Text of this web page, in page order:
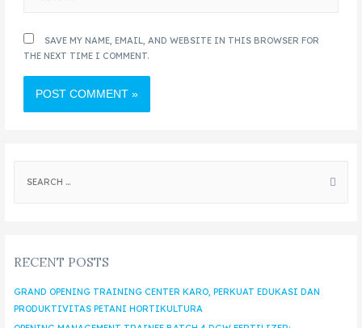
SAVE MY NAME, EMAIL, AND WEBSITE IN THIS BROWSER FOR
THE NEXT TIME I COMMENT.
RECENT POSTS
GRAND OPENING TRAINING CENTER KARO, PERKUAT EDUKASI DAN
PRODUKTIVITAS PETANI HORTIKULTURA